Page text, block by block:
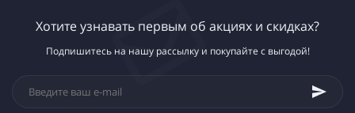
Хотите узнавать первым об акциях и скидках?
Подпишитесь на нашу рассылку и покупайте с выгодой!